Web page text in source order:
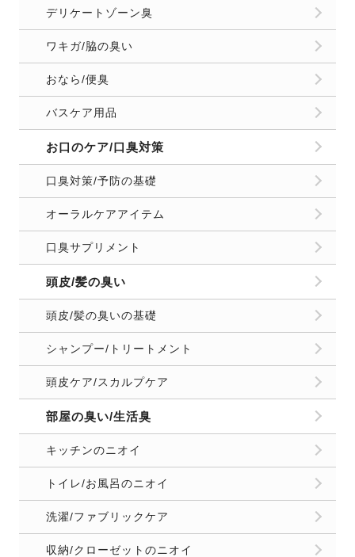
デリケートゾーン臭
ワキガ/脇の臭い
おなら/便臭
バスケア用品
お口のケア/口臭対策
口臭対策/予防の基礎
オーラルケアアイテム
口臭サプリメント
頭皮/髪の臭い
頭皮/髪の臭いの基礎
シャンプー/トリートメント
頭皮ケア/スカルプケア
部屋の臭い/生活臭
キッチンのニオイ
トイレ/お風呂のニオイ
洗濯/ファブリックケア
収納/クローゼットのニオイ